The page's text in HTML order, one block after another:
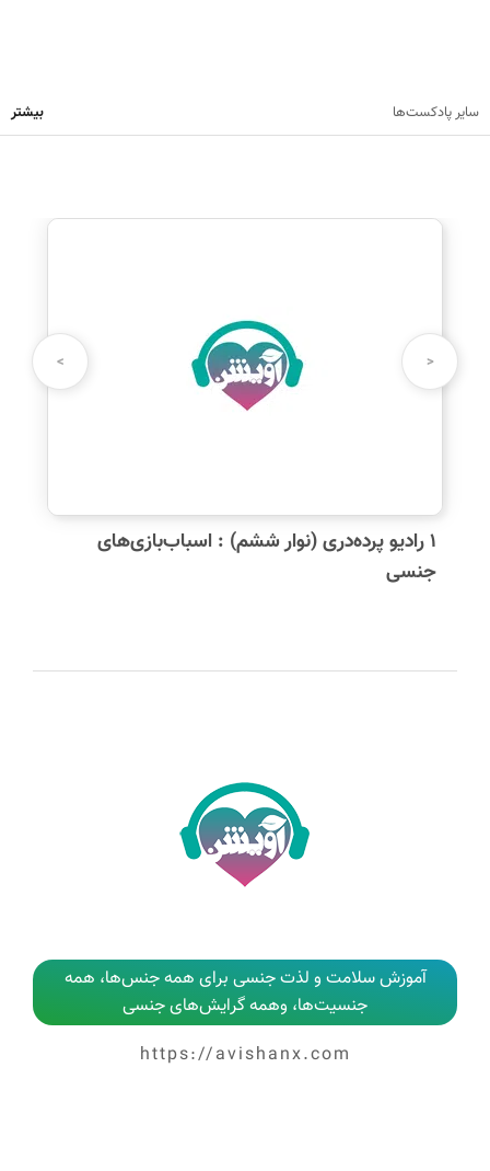
سایر پادکست‌ها بیشتر
<
>
۱ رادیو پرده‌دری (نوار ششم) : اسباب‌بازی‌های
جنسی
آموزش سلامت و لذت جنسی برای همه جنس‌ها، همه
جنسیت‌ها، وهمه گرایش‌های جنسی
https://avishanx.com